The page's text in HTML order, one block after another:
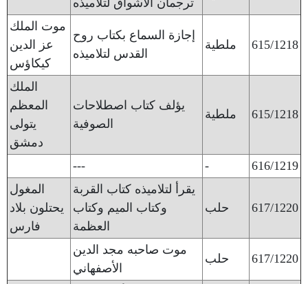
ترجمان الأشواق لتلاميذه
615/1218 ملطية
إجازة السماع بكتاب روح
القدس لتلاميذه
موت الملك
عز الدين
كيكاؤس
615/1218 ملطية
يؤلف كتاب اصطلاحات
الصوفية
الملك
المعظم
يتولى
دمشق
616/1219
-
---
617/1220 حلب
يقرأ لتلاميذه كتاب القربة
وكتاب الميم وكتاب
العظمة
المغول
يحتلون بلاد
فارس
617/1220 حلب
موت صاحبه مجد الدين
الأصفهاني